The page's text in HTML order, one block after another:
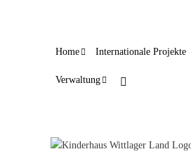
Home Internationale Projekte
Verwaltung